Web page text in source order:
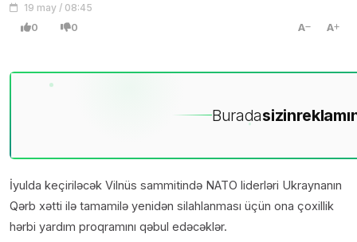
19 may / 08:45
0 0 A A
Buradasizin
İyulda keçiriləcək Vilnüs sammitində NATO liderləri Ukraynanın
Qərb xətti ilə tamamilə yenidən silahlanması üçün ona çoxillik
hərbi yardım proqramını qəbul edəcəklər.